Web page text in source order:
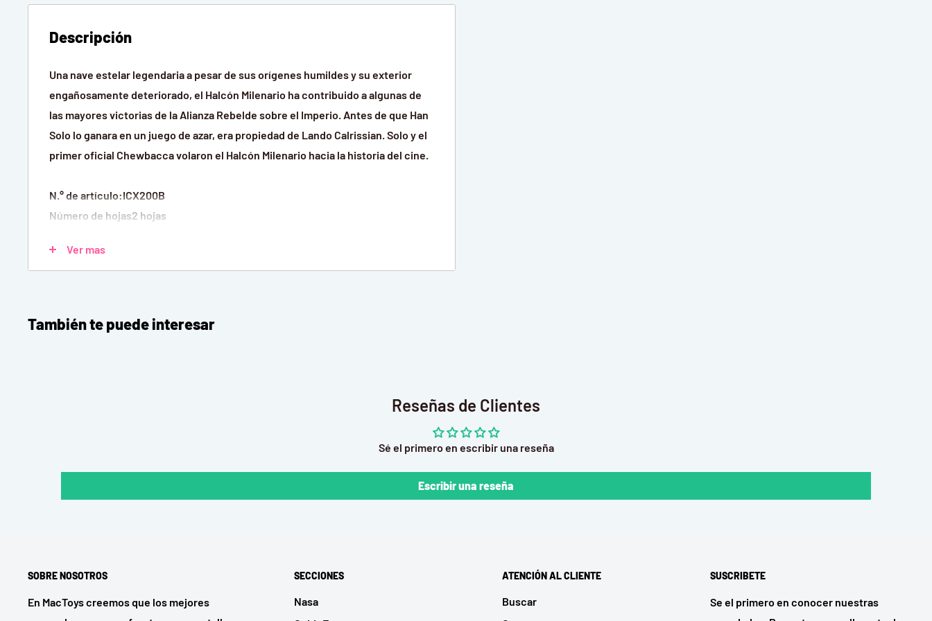
Descripción
Una nave estelar legendaria a pesar de sus orígenes humildes y su exterior
engañosamente deteriorado, el Halcón Milenario ha contribuido a algunas de
las mayores victorias de la Alianza Rebelde sobre el Imperio. Antes de que Han
Solo lo ganara en un juego de azar, era propiedad de Lando Calrissian. Solo y el
primer oficial Chewbacca volaron el Halcón Milenario hacia la historia del cine.
N.° de artículo:ICX200B
Número de hojas2 hojas
Tamaño ensamblado 4,13 pulgadas de largo x 3,15 pulgadas de ancho x 2,56
pulgadas de alto (10,5 x 8 x 6,5 cm)
Ver mas
También te puede interesar
Reseñas de Clientes
Sé el primero en escribir una reseña
Escribir una reseña
SOBRE NOSOTROS
En MacToys creemos que los mejores
SECCIONES
Nasa
ATENCIÓN AL CLIENTE
Buscar
SUSCRIBETE
Se el primero en conocer nuestras